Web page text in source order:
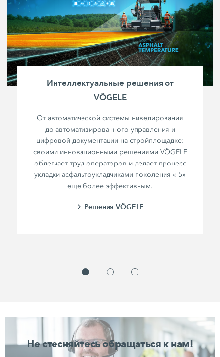
Интеллектуальные решения от
VÖGELE
От автоматической системы нивелирования
до автоматизированного управления и
цифровой документации на стройплощадке:
своими инновационными решениями VÖGELE
облегчает труд операторов и делает процесс
укладки асфальтоукладчиками поколения «-5»
еще более эффективным.
Решения VÖGELE
Не стесняйтесь обращаться к нам!